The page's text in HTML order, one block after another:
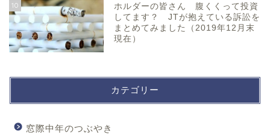
10
ホルダーの皆さん 腹くくって投資
してます？ JTが抱えている訴訟を
まとめてみました（2019年12月末
現在）
カテゴリー
窓際中年のつぶやき